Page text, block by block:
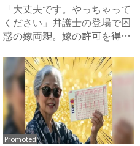
「大丈夫です。やっちゃって
ください」弁護士の登場で困
惑の嫁両親。嫁の許可を得た
Promoted